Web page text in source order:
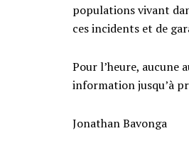
populations vivant
ces incidents et de
Pour l’heure, aucune
information jusqu’à
Jonathan Bavonga